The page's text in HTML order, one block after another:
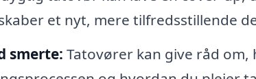
et nyt, mere tilfredsstillende
smerte: Tatovører kan give råd